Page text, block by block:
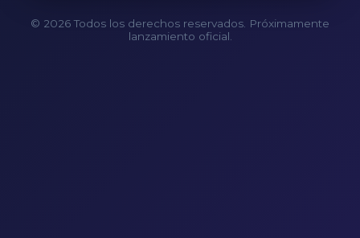
© 2026 Todos los derechos reservados. Próximamente
lanzamiento oficial.